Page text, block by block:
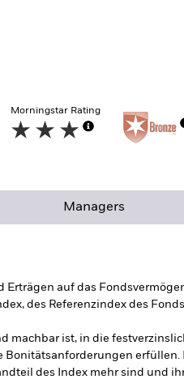
Morningstar Rating
Managers
auf das
des Referenzindex des
machbar ist, in die
Bonitätsanforderungen
des Index mehr sind und